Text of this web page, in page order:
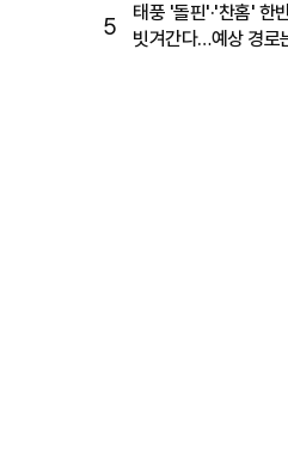
5
태풍 '돌핀'·'찬홈' 한
빗겨간다…예상 경로